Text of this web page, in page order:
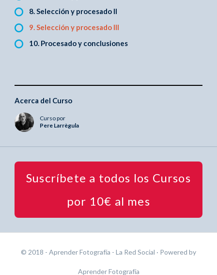
8. Selección y procesado II
9. Selección y procesado III
10. Procesado y conclusiones
Acerca del Curso
Curso por
Pere Larrègula
Suscríbete a todos los Cursos
por 10€ al mes
© 2018 - Aprender Fotografía - La Red Social · Powered by
Aprender Fotografía